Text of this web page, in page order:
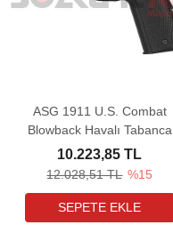
ASG 1911 U.S. Combat
Blowback Havalı Tabanca
12.028,51 TL %15
10.223,85 TL